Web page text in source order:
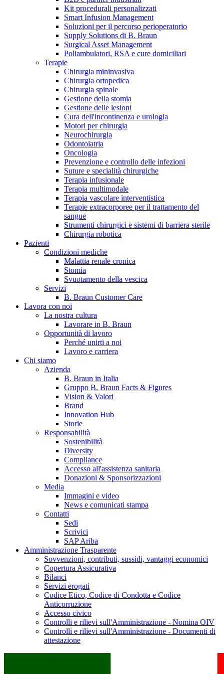
Catalogo prodotti
Trova il prodotto che stai cercando. Visita il catalogo B.
Braun con il nostro portfolio completo.
Hai domande o richieste? Scrivici per entrare subito in
contatto con un nostro referente.
B. Braun in Italia
Scopri chi siamo ed entra nel mondo di B. Braun in Italia: 4
sedi, 4 aziende, più di 700 dipendenti e un Centro di
Eccellenza a livello globale.
Kit procedurali personalizzati
Smart Infusion Management
Soluzioni per il percorso perioperatorio
Supply Solutions di B. Braun
Surgical Asset Management
Poliambulatori, RSA e cure domiciliari
Terapie
Chirurgia mininvasiva
Chirurgia ortopedica
Chirurgia spinale
Gestione della stomia
Gestione delle lesioni
Cura dell'incontinenza e urologia
Motori per chirurgia
Neurochirurgia
Odontoiatria
Oncologia
Prevenzione e controllo delle infezioni
Suture e specialità chirurgiche
Terapia infusionale
Terapia multimodale
Terapia vascolare interventistica
Terapie extracorporee per il trattamento del
sangue
Strumenti chirurgici e sistemi di barriera sterile
Chirurgia robotica
Pazienti
Condizioni mediche
Malattia renale cronica
Stomia
Svuotamento della vescica
Servizi
B. Braun Customer Care
Lavora con noi
La nostra cultura
Lavorare in B. Braun
Opportunità di lavoro
Perché unirti a noi
Lavoro e carriera
Chi siamo
Azienda
B. Braun in Italia
Gruppo B. Braun Facts & Figures
Vision & Valori
Brand
Innovation Hub
Storie
Responsabilità
Sostenibilità
Diversity
Compliance
Accesso all'assistenza sanitaria
Donazioni & Sponsorizzazioni
Media
Immagini e video
News e comunicati stampa
Contatti
Sedi
Scrivici
SAP Ariba
Amministrazione Trasparente
Sovvenzioni, contributi, sussidi, vantaggi economici
Copertura Assicurativa
Bilanci
Servizi erogati
Codice Etico, Codice di Condotta e Codice
Anticorruzione
Accesso civico
Controlli e rilievi sull'Amministrazione - Nomina OIV
Controlli e rilievi sull'Amministrazione - Documenti di
attestazione